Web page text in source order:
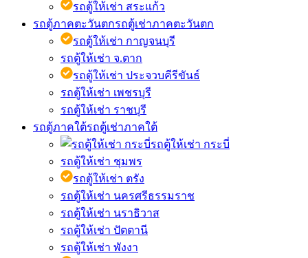
รถตู้ให้เช่า สระแก้ว
รถตู้ภาคตะวันตกรถตู้เช่าภาคตะวันตก
รถตู้ให้เช่า กาญจนบุรี
รถตู้ให้เช่า จ.ตาก
รถตู้ให้เช่า ประจวบคีรีขันธ์
รถตู้ให้เช่า เพชรบุรี
รถตู้ให้เช่า ราชบุรี
รถตู้ภาคใต้รถตู้เช่าภาคใต้
รถตู้ให้เช่า กระบี่
รถตู้ให้เช่า ชุมพร
รถตู้ให้เช่า ตรัง
รถตู้ให้เช่า นครศรีธรรมราช
รถตู้ให้เช่า นราธิวาส
รถตู้ให้เช่า ปัตตานี
รถตู้ให้เช่า พังงา